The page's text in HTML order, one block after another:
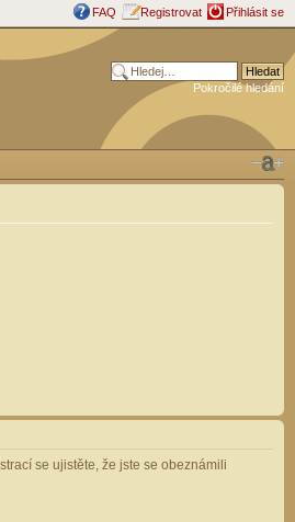
FAQ Registrovat Přihlásit se
Pokročilé hledání
se ujistěte, že jste se obeznámili